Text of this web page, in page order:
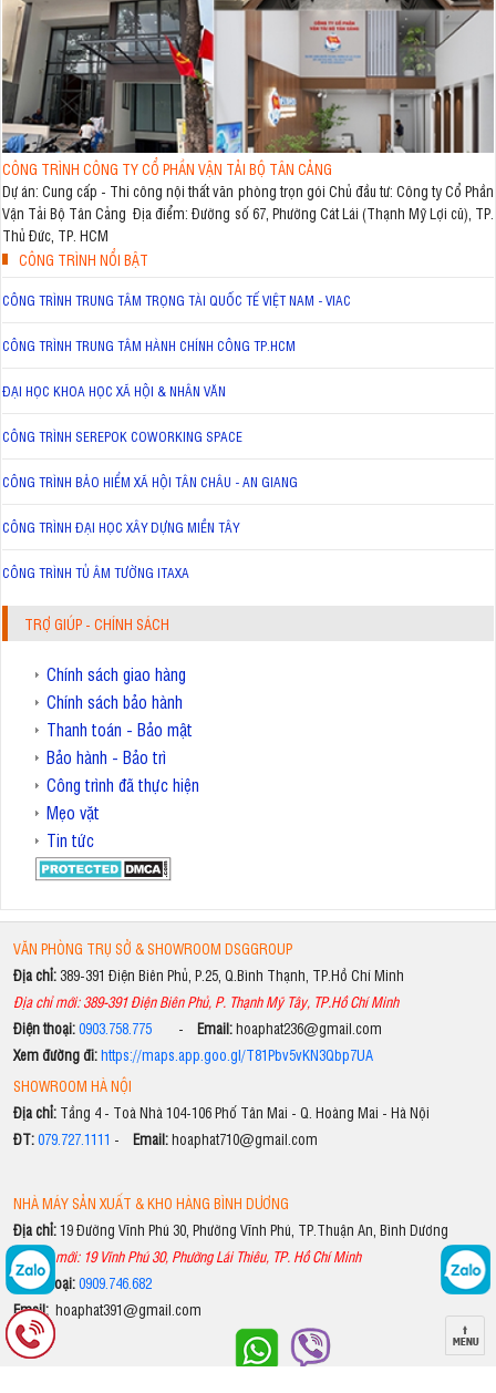
CÔNG TRÌNH CÔNG TY CỔ PHẦN VẬN TẢI BỘ TÂN CẢNG
Dự án: Cung cấp - Thi công nội thất văn phòng trọn gói Chủ đầu tư: Công ty Cổ Phần
Vận Tải Bộ Tân Cảng Địa điểm: Đường số 67, Phường Cát Lái (Thạnh Mỹ Lợi cũ), TP.
Thủ Đức, TP. HCM
CÔNG TRÌNH NỔI BẬT
CÔNG TRÌNH TRUNG TÂM TRỌNG TÀI QUỐC TẾ VIỆT NAM - VIAC
CÔNG TRÌNH TRUNG TÂM HÀNH CHÍNH CÔNG TP.HCM
ĐẠI HỌC KHOA HỌC XÃ HỘI & NHÂN VĂN
CÔNG TRÌNH SEREPOK COWORKING SPACE
CÔNG TRÌNH BẢO HIỂM XÃ HỘI TÂN CHÂU - AN GIANG
CÔNG TRÌNH ĐẠI HỌC XÂY DỰNG MIỀN TÂY
CÔNG TRÌNH TỦ ÂM TƯỜNG ITAXA
TRỢ GIÚP - CHÍNH SÁCH
Chính sách giao hàng
Chính sách bảo hành
Thanh toán - Bảo mật
Bảo hành - Bảo trì
Công trình đã thực hiện
Mẹo vặt
Tin tức
VĂN PHÒNG TRỤ SỞ & SHOWROOM DSGGROUP
Địa chỉ: 389-391 Điện Biên Phủ, P.25, Q.Bình Thạnh, TP.Hồ Chí Minh
Địa chỉ mới: 389-391 Điện Biên Phủ, P. Thạnh Mỹ Tây, TP.Hồ Chí Minh
Điện thoại:0903.758.775- Email:hoaphat236@gmail.com
Xem đường đi:https://maps.app.goo.gl/T81Pbv5vKN3Qbp7UA
SHOWROOM HÀ NỘI
Địa chỉ:Tầng 4 - Toà Nhà 104-106 Phố Tân Mai - Q. Hoàng Mai - Hà Nội
ĐT:079.727.1111 - Email:hoaphat710@gmail.com
NHÀ MÁY SẢN XUẤT & KHO HÀNG BÌNH DƯƠNG
Địa chỉ:19 Đường Vĩnh Phú 30, Phường Vĩnh Phú, TP.Thuận An, Bình Dương
Địa chỉ mới: 19 Vĩnh Phú 30, Phường Lái Thiêu, TP. Hồ Chí Minh
Điện thoại:0909.746.682
Email:hoaphat391@gmail.com